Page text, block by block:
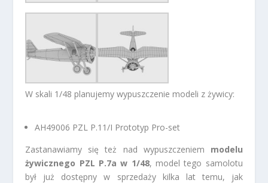
W skali 1/48 planujemy wypuszczenie modeli z żywicy:
AH49006 PZL P.11/I Prototyp Pro-set
Zastanawiamy się też nad wypuszczeniem modelu
żywicznego PZL P.7a w 1/48, model tego samolotu
był już dostępny w sprzedaży kilka lat temu, jak